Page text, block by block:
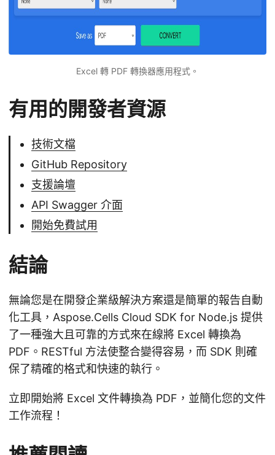
Excel 轉 PDF 轉換器應用程式。
有用的開發者資源
技術文檔
GitHub Repository
支援論壇
API Swagger 介面
開始免費試用
結論
無論您是在開發企業級解決方案還是簡單的報告自動
化工具，Aspose.Cells Cloud SDK for Node.js 提供
了一種強大且可靠的方式來在線將 Excel 轉換為
PDF。RESTful 方法使整合變得容易，而 SDK 則確
保了精確的格式和快速的執行。
立即開始將 Excel 文件轉換為 PDF，並簡化您的文件
工作流程！